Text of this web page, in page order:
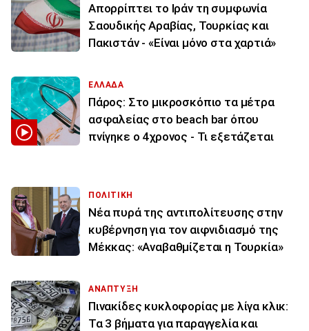
Απορρίπτει το Ιράν τη συμφωνία
Σαουδικής Αραβίας, Τουρκίας και
Πακιστάν - «Είναι μόνο στα χαρτιά»
ΕΛΛΑΔΑ
Πάρος: Στο μικροσκόπιο τα μέτρα
ασφαλείας στο beach bar όπου
πνίγηκε ο 4χρονος - Τι εξετάζεται
ΠΟΛΙΤΙΚΗ
Νέα πυρά της αντιπολίτευσης στην
κυβέρνηση για τον αιφνιδιασμό της
Μέκκας: «Αναβαθμίζεται η Τουρκία»
ΑΝΑΠΤΥΞΗ
Πινακίδες κυκλοφορίας με λίγα κλικ:
Τα 3 βήματα για παραγγελία και